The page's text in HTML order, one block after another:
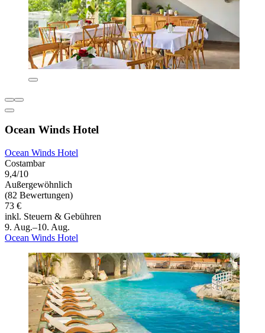
Ocean Winds Hotel
Ocean Winds Hotel
Costambar
9,4/10
Außergewöhnlich
(82 Bewertungen)
73 €
inkl. Steuern & Gebühren
9. Aug.–10. Aug.
Ocean Winds Hotel